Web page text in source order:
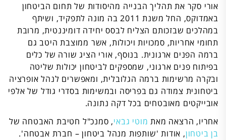
אורי סקר את תהליך הבנייה מהיסודות של תחום הביטחון
באמדוקס, החל משנת 2011 בה מונה לתפקיד, ושיתף
במהלכים שבזכותם הצליח לבסס יחידה דומיננטית, מרובת
תחומי אחריות, סמכויות ויכולות, אשר ממוצבת היטב גם
ברמה הפנים ארגונית. בנוסף, אורי הציג שורה של כלים
בפיתוח פנים ארגוני, שמספקים לביטחון יכולות שליטה
ובקרה מרשימות ברמה הגלובלית, ומאפשרים לנהל אופרציה
ביטחונית צמודה גם בפריסה ובמשימות בסדרי גודל של אלפי
אובייקטים מאובטחים בכל דקה נתונה.
אחריו, הרצאה מאתמוטי גבאי, סמנכ"ל חטיבת האבטחה של
בן ביטחון, אודות 'שותפות מנהל ביטחון – חברת אבטחה'.